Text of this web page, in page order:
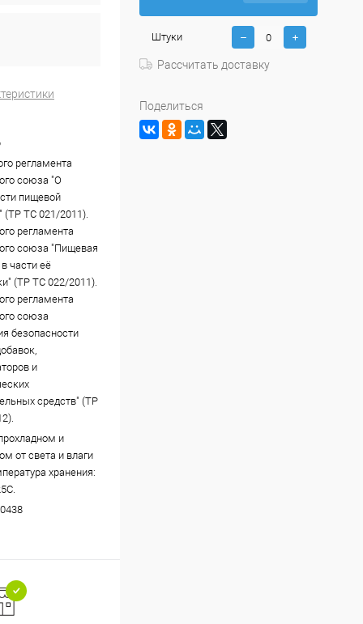
регламента
союза "О
пищевой
(ТР ТС 021/2011).
регламента
союза "Пищевая
части её
(ТР ТС 022/2011).
регламента
союза
безопасности
и
средств" (ТР
и
от света и влаги
хранения:
Штуки
Рассчитать доставку
Поделиться